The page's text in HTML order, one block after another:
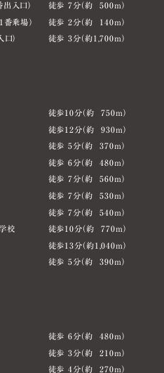
入口） 徒歩 7分（約 500m）
番乗場） 徒歩 2分（約 140m）
） 徒歩 3分（約1,700m）
徒歩10分（約 750m）
徒歩12分（約 930m）
徒歩 5分（約 370m）
徒歩 6分（約 480m）
徒歩 7分（約 560m）
徒歩 7分（約 530m）
徒歩 7分（約 540m）
校 徒歩10分（約 770m）
徒歩13分（約1,040m）
徒歩 5分（約 390m）
徒歩 6分（約 480m）
徒歩 3分（約 210m）
徒歩 4分（約 270m）